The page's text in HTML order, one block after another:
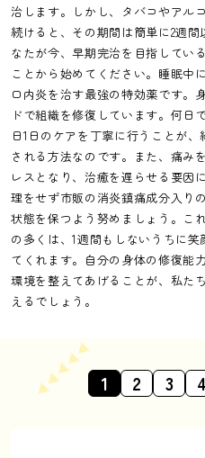
治します。しかし、タバコやアル
続けると、その期間は簡単に2週
なたが今、早期完治を目指してい
ことから始めてください。睡眠中
口内炎を治す最強の特効薬です。
ドで組織を修復しています。何日
日1日のケアを丁寧に行うことが
される方法なのです。また、痛み
レスとなり、治癒を遅らせる要因
理をせず市販の消炎鎮痛成分入り
状態を保つよう努めましょう。こ
の多くは、1週間もしないうちに
てくれます。自分の身体の修復能
環境を整えてあげることが、私た
えるでしょう。
1 2 3 4